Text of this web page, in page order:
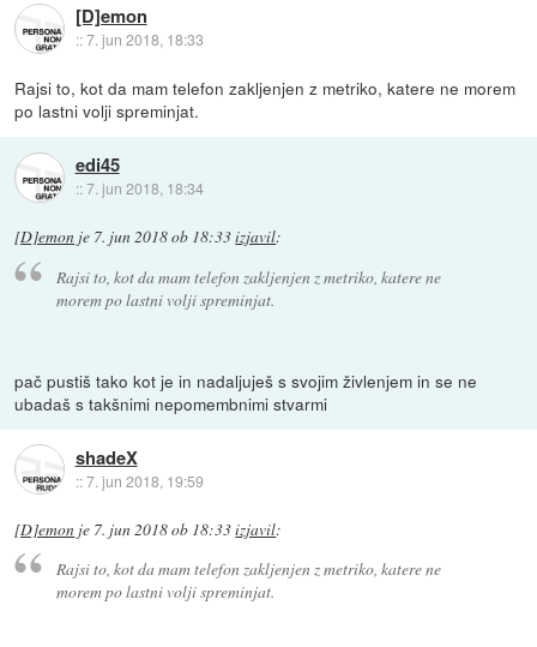
[D]emon
::7. jun 2018, 18:33
Rajsi to, kot da mam telefon zakljenjen z metriko, katere ne morem
po lastni volji spreminjat.
edi45
::7. jun 2018, 18:34
[D]emon je 7. jun 2018 ob 18:33izjavil:
Rajsi to, kot da mam telefon zakljenjen z metriko, katere ne
morem po lastni volji spreminjat.
pač pustiš tako kot je in nadaljuješ s svojim živlenjem in se ne
ubadaš s takšnimi nepomembnimi stvarmi
shadeX
::7. jun 2018, 19:59
[D]emon je 7. jun 2018 ob 18:33izjavil:
Rajsi to, kot da mam telefon zakljenjen z metriko, katere ne
morem po lastni volji spreminjat.